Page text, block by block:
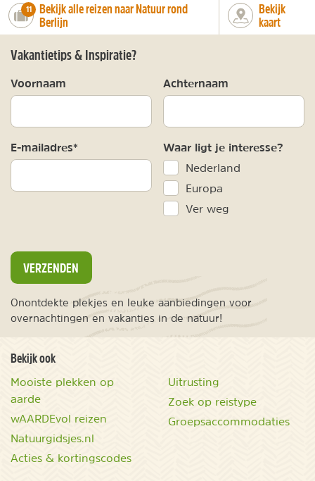
number_of_trips:
11
Bekijk alle reizen naar Natuur rond
Berlijn
Bekijk
kaart
Vakantietips & Inspiratie?
Voornaam Achternaam
E-mailadres* Waar ligt je interesse?
Nederland
Europa
Ver weg
VERZENDEN
Onontdekte plekjes en leuke aanbiedingen voor
overnachtingen en vakanties in de natuur!
Bekijk ook
Mooiste plekken op
aarde
wAARDEvol reizen
Natuurgidsjes.nl
Acties & kortingscodes
Uitrusting
Zoek op reistype
Groepsaccommodaties